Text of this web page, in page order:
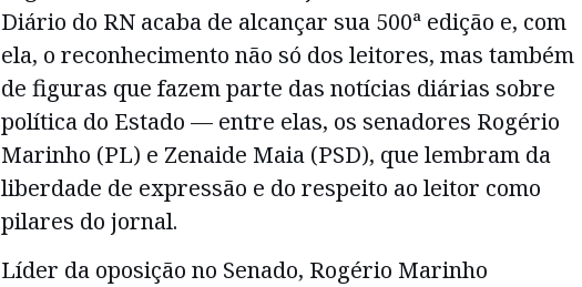
Diário do RN acaba de alcançar sua 500ª edição e, com
ela, o reconhecimento não só dos leitores, mas também
de figuras que fazem parte das notícias diárias sobre
política do Estado — entre elas, os senadores Rogério
Marinho (PL) e Zenaide Maia (PSD), que lembram da
liberdade de expressão e do respeito ao leitor como
pilares do jornal.
Líder da oposição no Senado, Rogério Marinho